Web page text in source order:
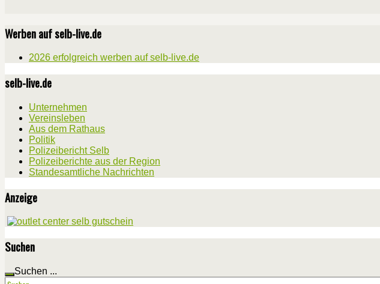
Werben auf selb-live.de
2026 erfolgreich werben auf selb-live.de
selb-live.de
Unternehmen
Vereinsleben
Aus dem Rathaus
Politik
Polizeibericht Selb
Polizeiberichte aus der Region
Standesamtliche Nachrichten
Anzeige
Suchen
Suchen ...